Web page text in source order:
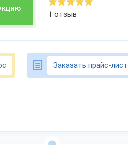
1 отзыв
Заказать прайс-лист